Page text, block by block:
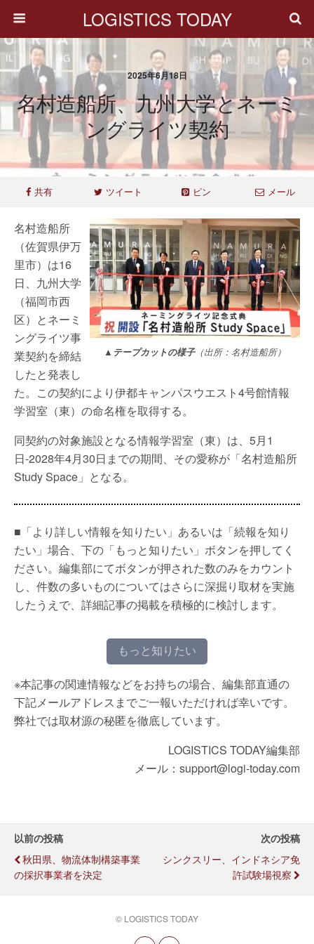
LOGISTICS TODAY
2025年6月18日
名村造船所、九州大学とネーミ
ングライツ契約
共有 ツイート ピン メール
▲ テープカットの様子（出所：名村造船所）
名村造船所
（佐賀県伊万
里市）は16
日、九州大学
（福岡市西
区）とネーミ
ングライツ事
業契約を締結
したと発表し
た。この契約により伊都キャンパスウエスト4号館情報
学習室（東）の命名権を取得する。
同契約の対象施設となる情報学習室（東）は、5月1
日-2028年4月30日までの期間、その愛称が「名村造船所
Study Space」となる。
■「より詳しい情報を知りたい」あるいは「続報を知り
たい」場合、下の「もっと知りたい」ボタンを押してく
ださい。編集部にてボタンが押された数のみをカウント
し、件数の多いものについてはさらに深掘り取材を実施
したうえで、詳細記事の掲載を積極的に検討します。
もっと知りたい
※本記事の関連情報などをお持ちの場合、編集部直通の
下記メールアドレスまでご一報いただければ幸いです。
弊社では取材源の秘匿を徹底しています。
LOGISTICS TODAY編集部
メール：support@logi-today.com
以前の投稿
秋田県、物流体制構築事業
の採択事業者を決定
次の投稿
シンクスリー、インドネシア免
許試験場視察
© LOGISTICS TODAY